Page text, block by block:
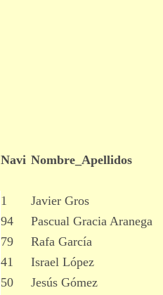
Navi Nombre_Apellidos
1 Javier Gros
94 Pascual Gracia Aranega
79 Rafa García
41 Israel López
50 Jesús Gómez